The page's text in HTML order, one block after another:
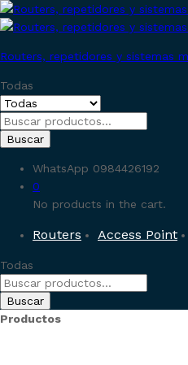
Routers, repetidores y sistemas
Todas
Buscar
WhatsApp 0984426192
0
No products in the cart.
Routers Access Point
Todas
Buscar